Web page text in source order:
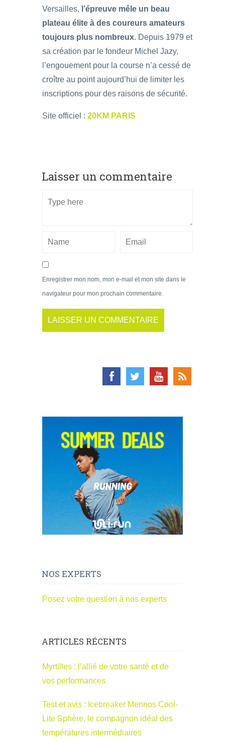
Versailles, l’épreuve mêle un beau
plateau élite à des coureurs amateurs
toujours plus nombreux. Depuis 1979 et
sa création par le fondeur Michel Jazy,
l’engouement pour la course n’a cessé de
croître au point aujourd’hui de limiter les
inscriptions pour des raisons de sécurité.
Site officiel : 20KM PARIS
Laisser un commentaire
Enregistrer mon nom, mon e-mail et mon site dans le
navigateur pour mon prochain commentaire.
NOS EXPERTS
Posez votre question à nos experts
ARTICLES RÉCENTS
Myrtilles : l’allié de votre santé et de
vos performances
Test et avis : Icebreaker Merinos Cool-
Lite Sphère, le compagnon idéal des
températures intermédiaires